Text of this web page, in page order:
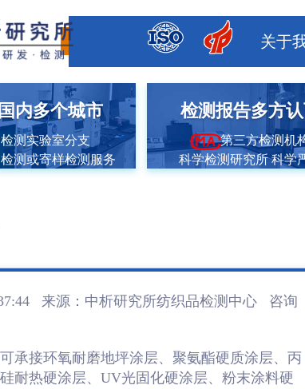
关于
内多个城市
测实验室分支
测或寄样检测服务
检测报告多方
第三方检测机
科学检测研究所 科学
来源： 中析研究所纺织品检测 中心 咨询
承接环氧耐磨地坪涂层、聚氨酯硬质涂层、丙
耐热硬涂层、UV光固化硬涂层、粉末涂料硬